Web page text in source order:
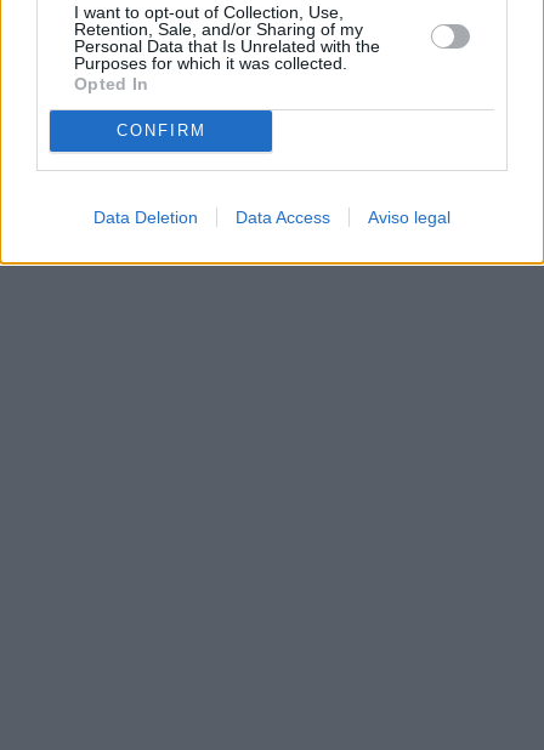
I want to opt-out of Collection, Use,
Retention, Sale, and/or Sharing of my
Personal Data that Is Unrelated with the
Purposes for which it was collected.
Opted In
CONFIRM
Data Deletion Data Access Aviso legal